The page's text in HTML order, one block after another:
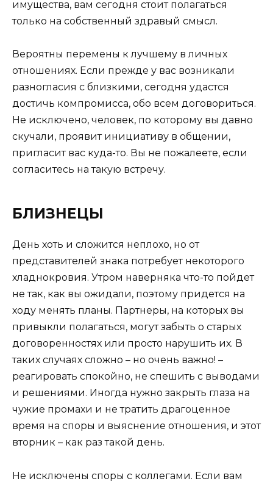
имущества, вам сегодня стоит полагаться
только на собственный здравый смысл.
Вероятны перемены к лучшему в личных
отношениях. Если прежде у вас возникали
разногласия с близкими, сегодня удастся
достичь компромисса, обо всем договориться.
Не исключено, человек, по которому вы давно
скучали, проявит инициативу в общении,
пригласит вас куда-то. Вы не пожалеете, если
согласитесь на такую встречу.
БЛИЗНЕЦЫ
День хоть и сложится неплохо, но от
представителей знака потребует некоторого
хладнокровия. Утром наверняка что-то пойдет
не так, как вы ожидали, поэтому придется на
ходу менять планы. Партнеры, на которых вы
привыкли полагаться, могут забыть о старых
договоренностях или просто нарушить их. В
таких случаях сложно – но очень важно! –
реагировать спокойно, не спешить с выводами
и решениями. Иногда нужно закрыть глаза на
чужие промахи и не тратить драгоценное
время на споры и выяснение отношения, и этот
вторник – как раз такой день.
Не исключены споры с коллегами. Если вам